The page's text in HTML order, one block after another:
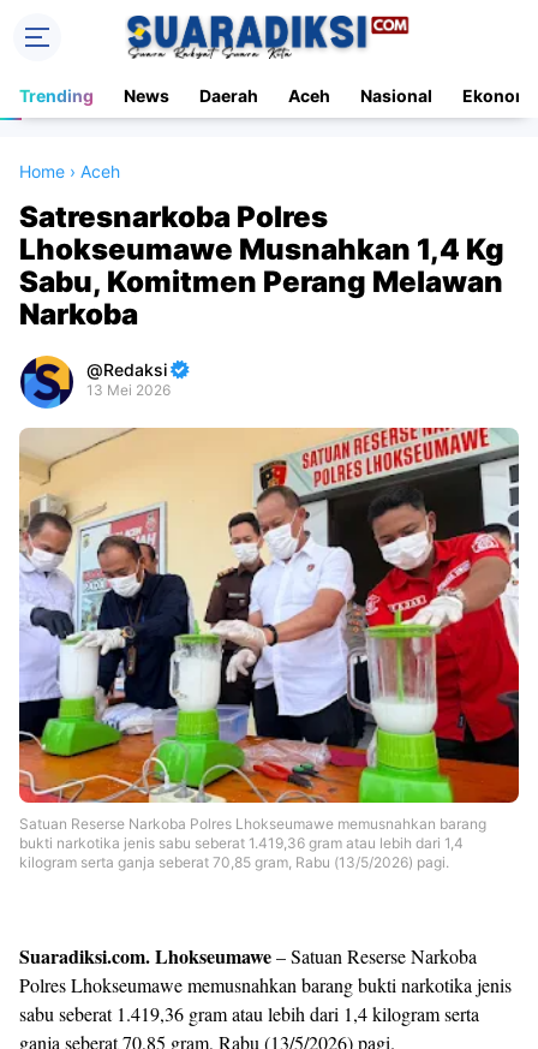
Trending News Daerah Aceh Nasional Ekonomi
Home › Aceh
Satresnarkoba Polres
Lhokseumawe Musnahkan 1,4 Kg
Sabu, Komitmen Perang Melawan
Narkoba
Redaksi
13 Mei 2026
Premium
By
Raushan
Design
With
Shroff
Templates
Satuan Reserse Narkoba Polres Lhokseumawe memusnahkan barang
bukti narkotika jenis sabu seberat 1.419,36 gram atau lebih dari 1,4
kilogram serta ganja seberat 70,85 gram, Rabu (13/5/2026) pagi.
Suaradiksi.com. Lhokseumawe– Satuan Reserse Narkoba
Polres Lhokseumawe memusnahkan barang bukti narkotika jenis
sabu seberat 1.419,36 gram atau lebih dari 1,4 kilogram serta
ganja seberat 70,85 gram, Rabu (13/5/2026) pagi.